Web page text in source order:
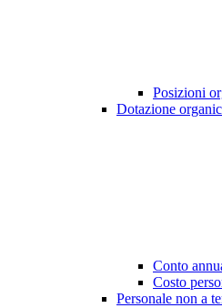
Posizioni
Dotazione
Conto
Costo
Personale non a